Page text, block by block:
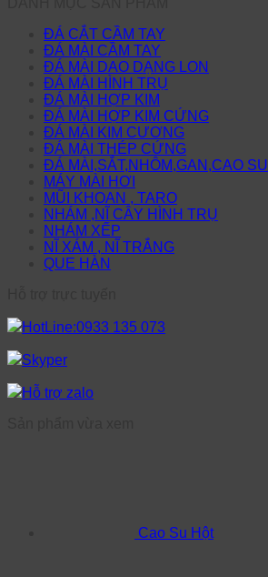
ĐÁ CẮT CẦM TAY
ĐÁ MÀI CẦM TAY
ĐÁ MÀI DAO DẠNG LON
ĐÁ MÀI HÌNH TRỤ
ĐÁ MÀI HỢP KIM
ĐÁ MÀI HỢP KIM CỨNG
ĐÁ MÀI KIM CƯƠNG
ĐÁ MÀI THÉP CỨNG
ĐÁ MÀI,SẮT,NHÔM,GAN,CAO SU
MÁY MÀI HƠI
MŨI KHOAN , TARO
NHÁM ,NĨ CÂY HÌNH TRỤ
NHÁM XẾP
NĨ XÁM , NĨ TRẮNG
QUE HÀN
HotLine:0933 135 073
Skyper
Hỗ trợ zalo
Cao Su Hột